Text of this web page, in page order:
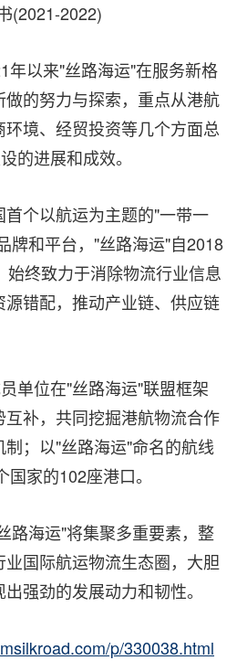
(2021-2022)
年以来"丝路海运"在服务新格
的努力与探索，重点从港航
境、经贸投资等几个方面总
的进展和成效。
个以航运为主题的"一带一
牌和平台，"丝路海运"自2018
终致力于消除物流行业信息
错配，推动产业链、供应链
单位在"丝路海运"联盟框架
补，共同挖掘港航物流合作
；以"丝路海运"命名的航线
家的102座港口。
路海运"将集聚多重要素，整
国际航运物流生态圈，大胆
强劲的发展动力和韧性。
p/330038.html